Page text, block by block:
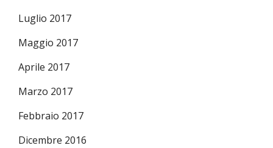
Luglio 2017
Maggio 2017
Aprile 2017
Marzo 2017
Febbraio 2017
Dicembre 2016